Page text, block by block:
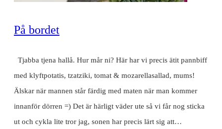
På bordet
Tjabba tjena hallå. Hur mår ni? Här har vi precis ätit pannbiff
med klyftpotatis, tzatziki, tomat & mozarellasallad, mums!
Älskar när mannen står färdig med maten när man kommer
innanför dörren =) Det är härligt väder ute så vi får nog sticka
ut och cykla lite tror jag, sonen har precis lärt sig att…